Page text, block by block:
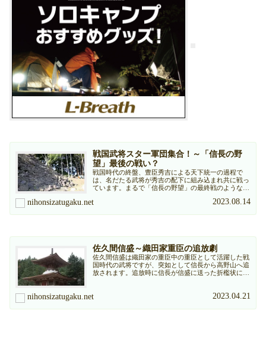
戦国武将スター軍団集合！～「信長の野
望」最後の戦い？
戦国時代の終盤、豊臣秀吉による天下統一の過程で
は、名だたる武将が秀吉の配下に組み込まれ共に戦っ
ています。まるで「信長の野望」の最終戦のような圧
nihonsizatugaku.net 2023.08.14
佐久間信盛～織田家重臣の追放劇
佐久間信盛は織田家の重臣中の重臣として活躍した戦
国時代の武将ですが、突如として信長から高野山へ追
放されます。追放時に信長が信盛に送った折檻状に
nihonsizatugaku.net 2023.04.21